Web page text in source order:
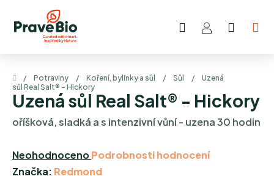
obsah
Hledat
Domů
/ Potraviny / Koření, bylinky a sůl / Sůl /
Uzená
sůl Real Salt® - Hickory
Uzená sůl Real Salt® - Hickory
oříšková, sladká a s intenzivní vůní - uzena 30 hodin
Průměrné
hodnocení
NeohodnocenoPodrobnosti hodnocení
Značka: Redmond